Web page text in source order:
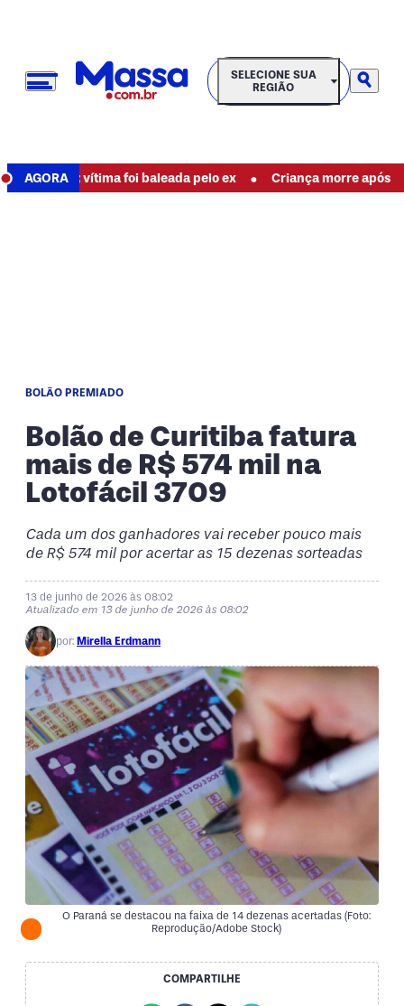
SELECIONE SUA REGIÃO
SELECIONE SUA
REGIÃO
AGORA
vítima foi baleada pelo ex • Criança morre após ficar
BOLÃO PREMIADO
Bolão de Curitiba fatura
mais de R$ 574 mil na
Lotofácil 3709
Cada um dos ganhadores vai receber pouco mais
de R$ 574 mil por acertar as 15 dezenas sorteadas
13 de junho de 2026 às 08:02
Atualizado em 13 de junho de 2026 às 08:02
por: Mirella Erdmann
O Paraná se destacou na faixa de 14 dezenas acertadas (Foto:
Reprodução/Adobe Stock)
COMPARTILHE